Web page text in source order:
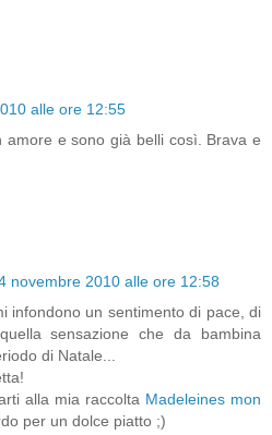
alle ore 12:55
amore e sono già belli così. Brava e
novembre 2010 alle ore 12:58
infondono un sentimento di pace, di
sensazione che da bambina
di Natale...
alla mia raccolta Madeleines mon
per un dolce piatto ;)